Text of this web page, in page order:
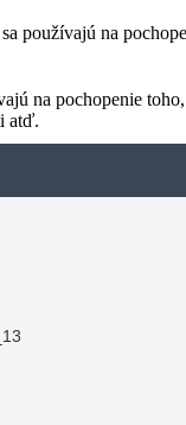
používajú na
na pochopenie
atď.